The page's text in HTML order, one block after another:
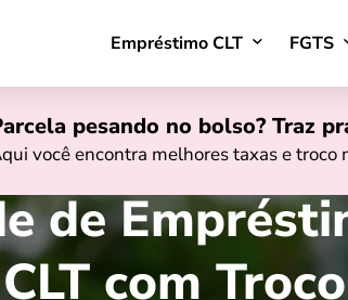
Empréstimo CLT FGTS
pesando no bolso? Traz
você encontra melhores taxas e troco
de
com Troco